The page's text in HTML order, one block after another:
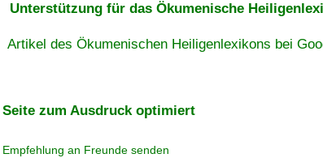
Unterstützung für das Ökumenische
Artikel des Ökumenischen Heiligenlexikons bei
Seite zum Ausdruck optimiert
Empfehlung an Freunde senden